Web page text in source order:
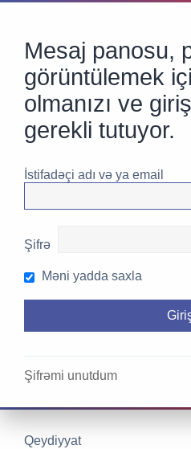
Mesaj panosu,
görüntülemek
olmanızı ve
gerekli tutuyor.
İstifadəçi adı və ya email
Şifrə
Məni yadda saxla
Şifrəmi unutdum
Qeydiyyat